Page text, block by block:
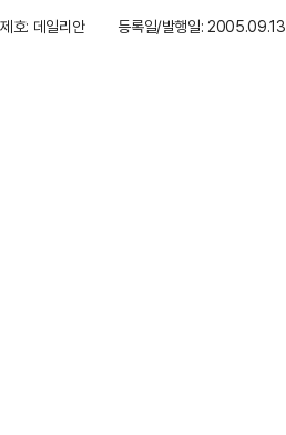
제호: 데일리안
등록일/발행일: 2005.09.13